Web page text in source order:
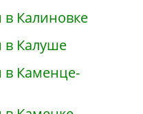
в Калиновке
в Калуше
в Каменце-